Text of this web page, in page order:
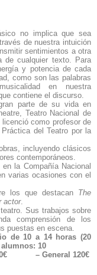
no implica que sea
de nuestra intuición
sentimientos a otra
de cualquier texto. Para
y potencia de cada
como son las palabras
en nuestra
contiene el discurso.
parte de su vida en
Teatro Nacional de
como profesor de
del Teatro por la
incluyendo clásicos
contemporáneos.
la Compañía Nacional
varias ocasiones con el
los que destacan The
actor.
Sus trabajos sobre
comprensión de los
puestas en escena.
de 10 a 14 horas (20
10
– General 120€